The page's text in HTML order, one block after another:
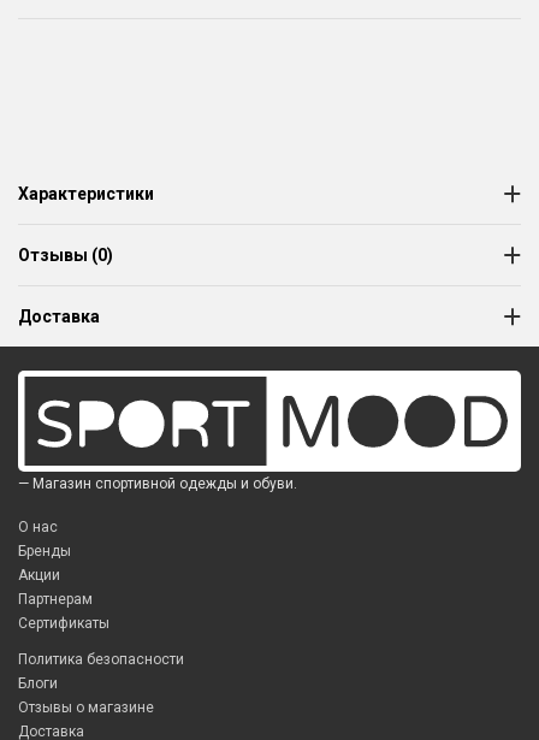
Характеристики
Отзывы (0)
Доставка
— Магазин спортивной одежды и обуви.
О нас
Бренды
Акции
Партнерам
Сертификаты
Политика безопасности
Блоги
Отзывы о магазине
Доставка